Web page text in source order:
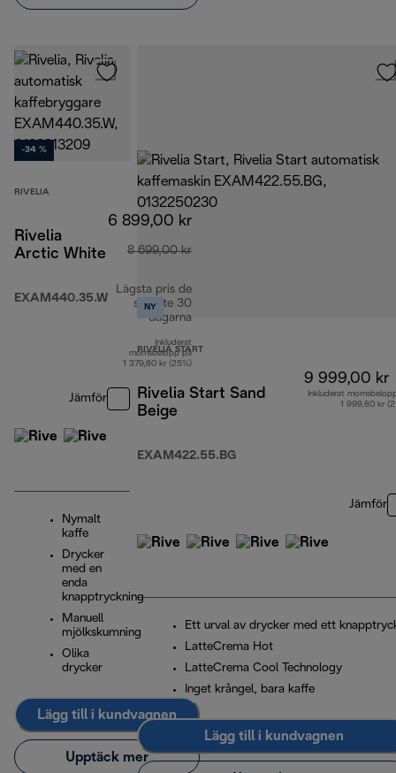
-34 %
RIVELIA
Rivelia
Arctic White
EXAM440.35.W
6 899,00 kr
8 699,00 kr
Lägsta pris de
senaste 30
dagarna
Inkluderat
momsbelopp på
1 379,80 kr (25%)
Jämför
Nymalt
kaffe
Drycker
med en
enda
knapptryckning
Manuell
mjölkskumning
Olika
drycker
Lägg till i kundvagnen
Upptäck mer
NY
RIVELIA START
Rivelia Start Sand
Beige
EXAM422.55.BG
9 999,00 kr
Inkluderat
1 999,80 kr
Jämför
Ett urval av drycker med ett
LatteCrema Hot
LatteCrema Cool Technology
Inget krångel, bara kaffe
Lägg till i kundvagnen